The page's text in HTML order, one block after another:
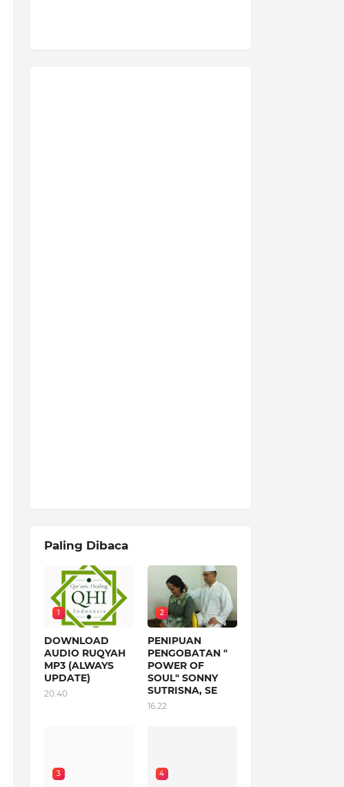
Paling Dibaca
1
DOWNLOAD
AUDIO RUQYAH
MP3 (ALWAYS
UPDATE)
20.40
2
PENIPUAN
PENGOBATAN "
POWER OF
SOUL" SONNY
SUTRISNA, SE
16.22
3 4